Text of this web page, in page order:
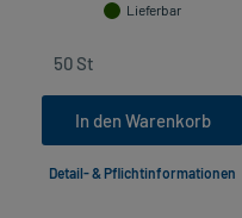
Lieferbar
In den Warenkorb
Detail- & Pflichtinformationen